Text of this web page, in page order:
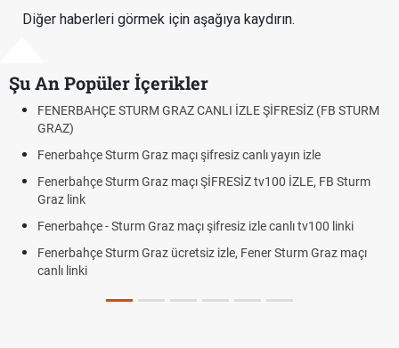
Diğer haberleri görmek için aşağıya kaydırın.
Şu An Popüler İçerikler
STURM GRAZ CANLI İZLE ŞİFRESİZ (FB STURM
Sturm Graz maçı şifresiz canlı yayın izle
Sturm Graz maçı ŞİFRESİZ tv100 İZLE, FB Sturm
- Sturm Graz maçı şifresiz izle canlı tv100 linki
Sturm Graz ücretsiz izle, Fener Sturm Graz maçı
linki